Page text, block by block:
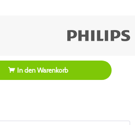
In denWarenkorb